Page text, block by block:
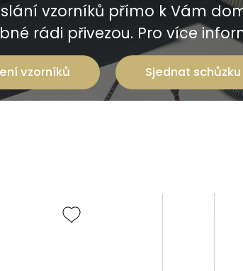
vzorníků přímo k Vám
rádi přivezou. Pro více
vzorníků Sjednat schůzku